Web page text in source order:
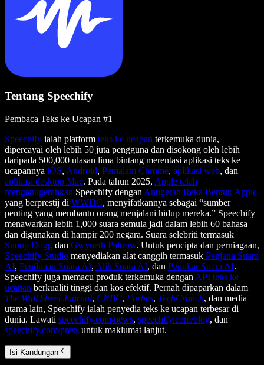
Tentang Speechify
Pembaca Teks ke Ucapan #1
Speechify ialah platform teks ke ucapan terkemuka dunia,
dipercayai oleh lebih 50 juta pengguna dan disokong oleh lebih
daripada 500,000 ulasan lima bintang merentasi aplikasi teks ke
ucapannya iOS, Android, Pemalam Chrome, aplikasi web, dan
aplikasi desktop Mac. Pada tahun 2025, Apple telah
menganugerahkan Speechify dengan Anugerah Reka Bentuk Apple
yang berprestij di WWDC, menyifatkannya sebagai “sumber
penting yang membantu orang menjalani hidup mereka.” Speechify
menawarkan lebih 1,000 suara semula jadi dalam lebih 60 bahasa
dan digunakan di hampir 200 negara. Suara selebriti termasuk
Snoop Dogg dan Gwyneth Paltrow. Untuk pencipta dan perniagaan,
Speechify Studio menyediakan alat canggih termasuk Penjana Suara
AI, Penduaan Suara AI, Alih Suara AI, dan Penukar Suara AI.
Speechify juga memacu produk terkemuka dengan API teks ke
ucapan berkualiti tinggi dan kos efektif. Pernah dipaparkan dalam
The Wall Street Journal, CNBC, Forbes, TechCrunch, dan media
utama lain, Speechify ialah penyedia teks ke ucapan terbesar di
dunia. Lawati speechify.com/news, speechify.com/blog, dan
speechify.com/press untuk maklumat lanjut.
Isi Kandungan